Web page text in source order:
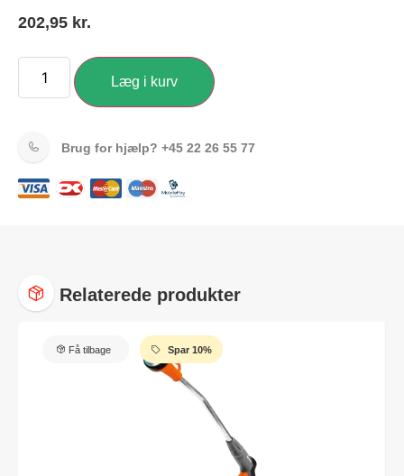
202,95 kr.
Læg i kurv
Brug for hjælp? +45 22 26 55 77
Relaterede produkter
Få tilbage Spar 10%